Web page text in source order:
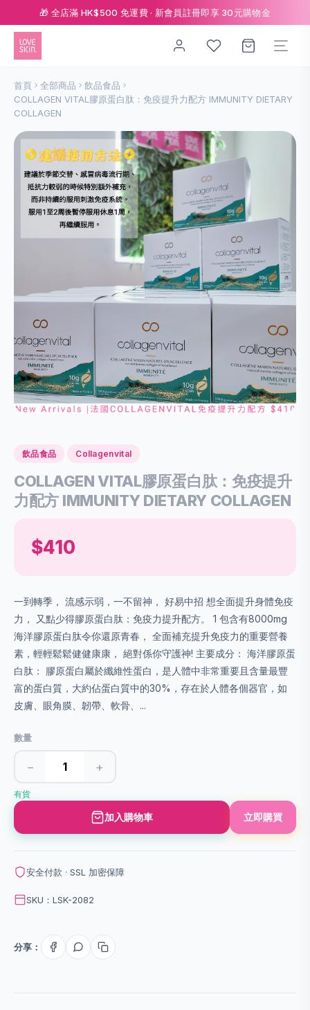
🎁 全店滿 HK$500 免運費 · 新會員註冊即享 30元購物金
首頁 全部商品
飲品食品
COLLAGEN VITAL膠原蛋白肽：免疫提升力配方 IMMUNITY DIETARY
COLLAGEN
飲品食品 Collagenvital
COLLAGEN VITAL膠原蛋白肽：免疫提升
力配方 IMMUNITY DIETARY COLLAGEN
$410
一到轉季， 流感示弱，一不留神， 好易中招 想全面提升身體免疫
力， 又點少得膠原蛋白肽：免疫力提升配方。 1 包含有8000mg
海洋膠原蛋白肽令你還原青春， 全面補充提升免疫力的重要營養
素，輕輕鬆鬆健健康康， 絕對係你守護神! 主要成分： 海洋膠原蛋
白肽： 膠原蛋白屬於纖維性蛋白，是人體中非常重要且含量最豐
富的蛋白質，大約佔蛋白質中的30%，存在於人體各個器官，如
皮膚、眼角膜、韌帶、軟骨、...
數量
− +
有貨
加入購物車 立即購買
安全付款 · SSL 加密保障
SKU：LSK-2082
分享：